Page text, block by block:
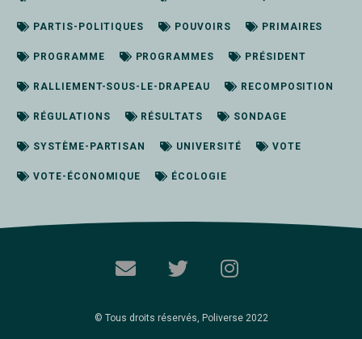
PARTIS-POLITIQUES POUVOIRS PRIMAIRES
PROGRAMME PROGRAMMES PRÉSIDENT
RALLIEMENT-SOUS-LE-DRAPEAU RECOMPOSITION
RÉGULATIONS RÉSULTATS SONDAGE
SYSTÈME-PARTISAN UNIVERSITÉ VOTE
VOTE-ÉCONOMIQUE ÉCOLOGIE
© Tous droits réservés, Poliverse 2022